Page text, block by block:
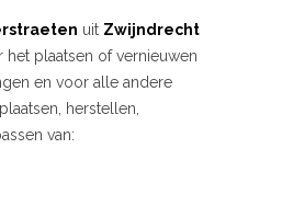
uit Zwijndrecht
het plaatsen of vernieuwen
en voor alle andere
herstellen,
van: